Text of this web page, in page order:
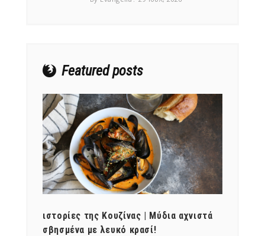
Featured posts
ιστορίες της Κουζίνας | Μύδια αχνιστά
σβησμένα με λευκό κρασί!